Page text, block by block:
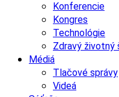
Konferencie
Kongres
Technológie
Zdravý životný
Médiá
Tlačové správy
Videá